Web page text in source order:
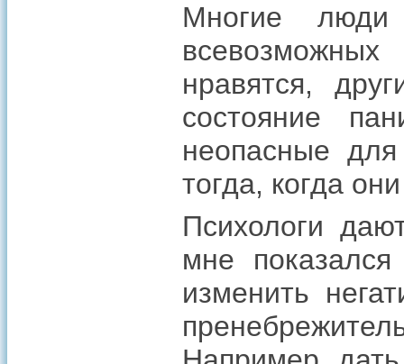
Многие люди
нравятся,
состояние
неопасные
тогда, когда
Психологи
мне
изменить